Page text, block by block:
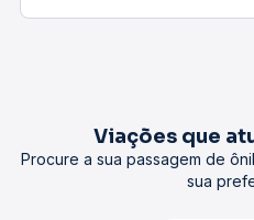
Viações que
Procure a sua passagem de
sua